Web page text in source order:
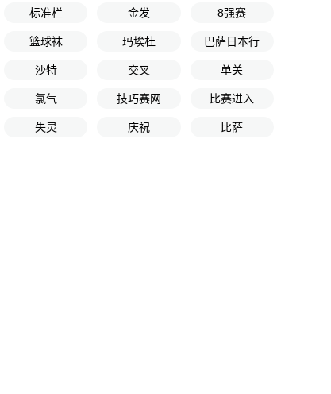
标准栏 金发 8强赛
篮球袜 玛埃杜 巴萨日本行
沙特 交叉 单关
氯气 技巧赛网 比赛进入
失灵 庆祝 比萨